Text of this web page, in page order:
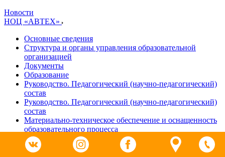
Новости
НОЦ «АВТЕХ»
Основные сведения
Структура и органы управления образовательной
организацией
Документы
Образование
Руководство. Педагогический (научно-педагогический)
состав
Руководство. Педагогический (научно-педагогический)
состав
Материально-техническое обеспечение и оснащенность
образовательного процесса
Доступная среда
Платные образовательные услуги